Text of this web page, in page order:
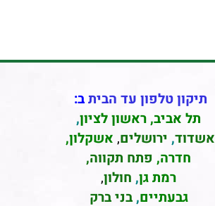
תיקון טלפון עד הביתב:
תל אביב,ראשון לציון,
אשדוד, ירושלים, אשקלון,
חדרה, פתח תקווה,
רמת גן, חולון,
גבעתיים,בני ברק